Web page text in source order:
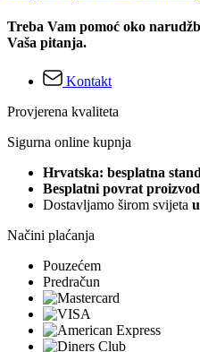
Treba Vam pomoć oko
Vaša pitanja.
Kontakt
Provjerena kvaliteta
Sigurna online kupnja
Hrvatska: besplatna
Besplatni povrat
Dostavljamo širom svijeta
Načini plaćanja
Pouzećem
Predračun